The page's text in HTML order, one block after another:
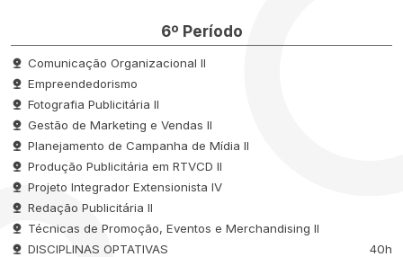
6º Período
Comunicação Organizacional II
Empreendedorismo
Fotografia Publicitária II
Gestão de Marketing e Vendas II
Planejamento de Campanha de Mídia II
Produção Publicitária em RTVCD II
Projeto Integrador Extensionista IV
Redação Publicitária II
Técnicas de Promoção, Eventos e Merchandising II
DISCIPLINAS OPTATIVAS
40h